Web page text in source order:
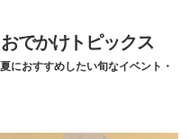
でかけトピックス
におすすめしたい旬なイベント・